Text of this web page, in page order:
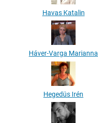
Havas Katalin
Háver-Varga Marianna
Hegedüs Irén